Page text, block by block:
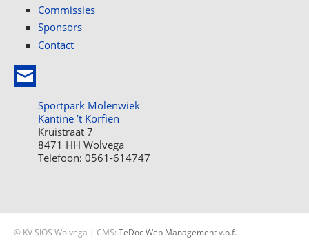
Commissies
Sponsors
Contact
Sportpark Molenwiek
Kantine ’t Korfien
Kruistraat 7
8471 HH Wolvega
Telefoon: 0561-614747
© KV SIOS Wolvega | CMS: TeDoc Web Management v.o.f.